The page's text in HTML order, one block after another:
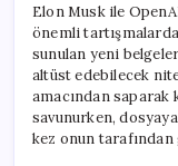
Elon Musk ile
önemli
sunulan yeni
altüst edebilecek
amacından saparak
savunurken,
kez onun